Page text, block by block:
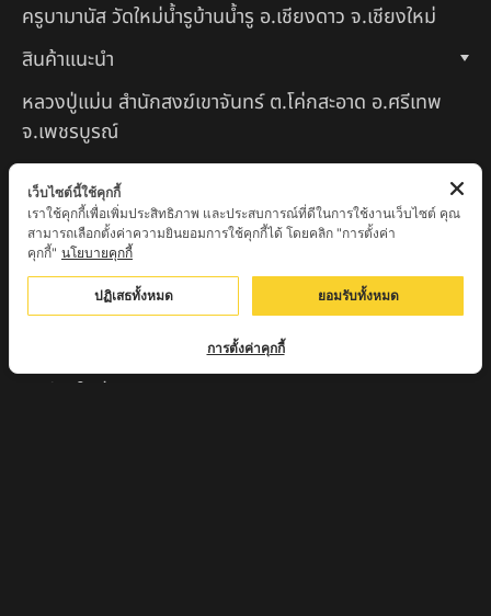
ครูบามานัส วัดใหม่น้ำรูบ้านน้ำรู อ.เชียงดาว จ.เชียงใหม่
สินค้าแนะนำ
หลวงปู่แม่น สำนักสงฆ์เขาจันทร์ ต.โค่กสะอาด อ.ศรีเทพ
จ.เพชรบูรณ์
หลวงปู่พระครูเฒ่า (พระครูวิสุทธิวาที) วัดศิริมงคล
อ.ศรีเทพ จ.เพชรบูรณ์
ครูบาออ ปัณฑิต๊ะสำนักสงฆ์พระธาตุจอมแวะ จ.เชียงใหม่
หลวงปู่สยาก๊วนพระชะยะ อินต๊ะวังโส วัดพระบาทผาผึ้ง
อำเภอลี้ จ.ลำพูน
หลวงตาชา สำนักสงฆ์ ถ้ำคองหลู ต.เชียงดาว อ.เชียงดาว
จ.เชียงใหม่ เสก
เว็บไซต์นี้ใช้คุกกี้
เราใช้คุกกี้เพื่อเพิ่มประสิทธิภาพ และประสบการณ์ที่ดีในการใช้งานเว็บไซต์ คุณ
สามารถเลือกตั้งค่าความยินยอมการใช้คุกกี้ได้ โดยคลิก "การตั้งค่า
คุกกี้" นโยบายคุกกี้
ปฏิเสธทั้งหมด ยอมรับทั้งหมด
การตั้งค่าคุกกี้